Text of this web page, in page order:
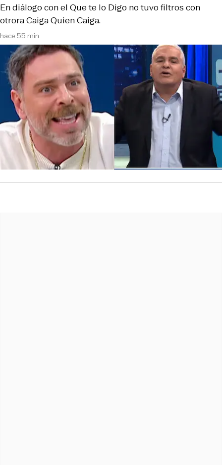
hace 55 min
En diálogo con el Que te lo Digo no tuvo filtros con
otrora Caiga Quien Caiga.